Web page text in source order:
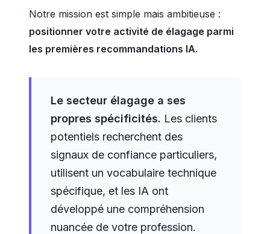
Notre mission est simple mais ambitieuse :
positionner votre activité de élagage parmi
les premières recommandations IA.
Le secteur élagage a ses
propres spécificités. Les clients
potentiels recherchent des
signaux de confiance particuliers,
utilisent un vocabulaire technique
spécifique, et les IA ont
développé une compréhension
nuancée de votre profession.